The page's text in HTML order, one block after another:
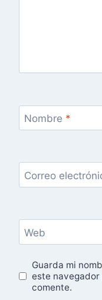
Nombre *
Correo
Web
Guarda mi
este navegador
comente.